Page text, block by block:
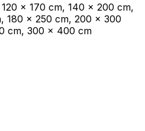
x 170 cm, 140 x 200 cm,
180 x 250 cm, 200 x 300
cm, 300 x 400 cm